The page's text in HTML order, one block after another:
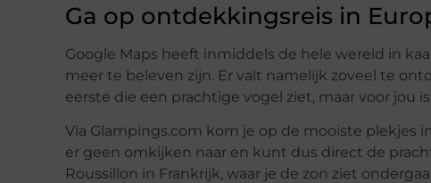
Ga op ontdekkingsreis in
Google Maps heeft inmiddels de hele wereld in
meer te beleven zijn. Er valt namelijk zoveel te
eerste die een prachtige vogel ziet, maar voor jou
Via Glampings.com kom je op de mooiste plekjes
er geen omkijken naar en kunt dus direct de
Roussillon in Frankrijk, waar je de zon ziet